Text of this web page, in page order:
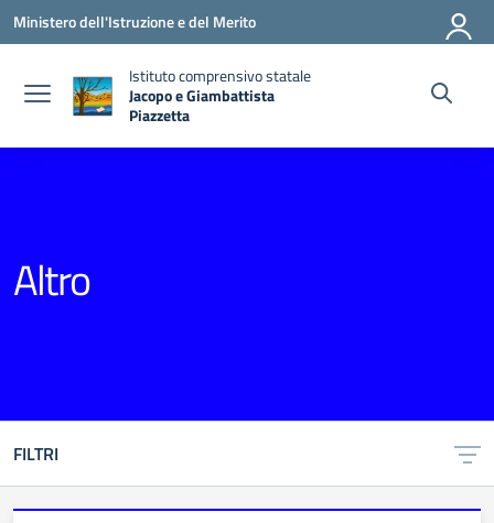
Vai ai contenuti
Vai al menu di navigazione
Vai al footer
Ministero dell'Istruzione e del Merito
Istituto comprensivo statale
Jacopo e Giambattista
Piazzetta
Altro
FILTRI